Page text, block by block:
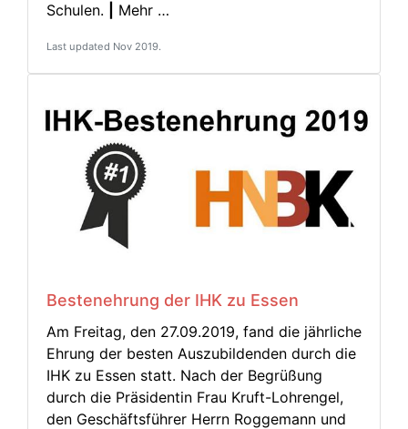
Schulen.
Mehr …
Last updated Nov 2019.
Bestenehrung der IHK zu Essen
Am Freitag, den 27.09.2019, fand die jährliche
Ehrung der besten Auszubildenden durch die
IHK zu Essen statt. Nach der Begrüßung
durch die Präsidentin Frau Kruft-Lohrengel,
den Geschäftsführer Herrn Roggemann und